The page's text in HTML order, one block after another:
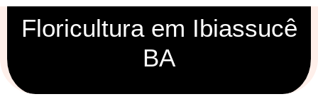
Floricultura em Ibiassucê
BA